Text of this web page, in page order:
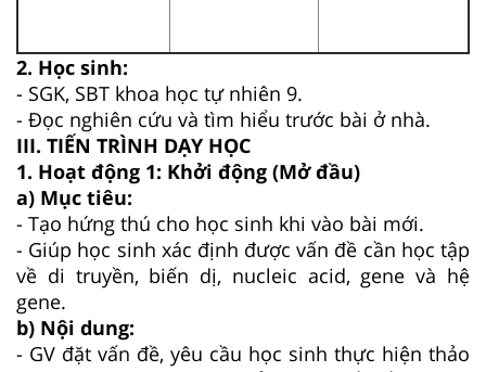
2. Học sinh:
- SGK, SBT khoa học tự nhiên 9.
- Đọc nghiên cứu và tìm hiểu trước bài ở nhà.
III. TIẾN TRÌNH DẠY HỌC
1. Hoạt động 1: Khởi động (Mở đầu)
a) Mục tiêu:
- Tạo hứng thú cho học sinh khi vào bài mới.
- Giúp học sinh xác định được vấn đề cần học tập
về di truyền, biến dị, nucleic acid, gene và hệ
gene.
b) Nội dung:
- GV đặt vấn đề, yêu cầu học sinh thực hiện thảo